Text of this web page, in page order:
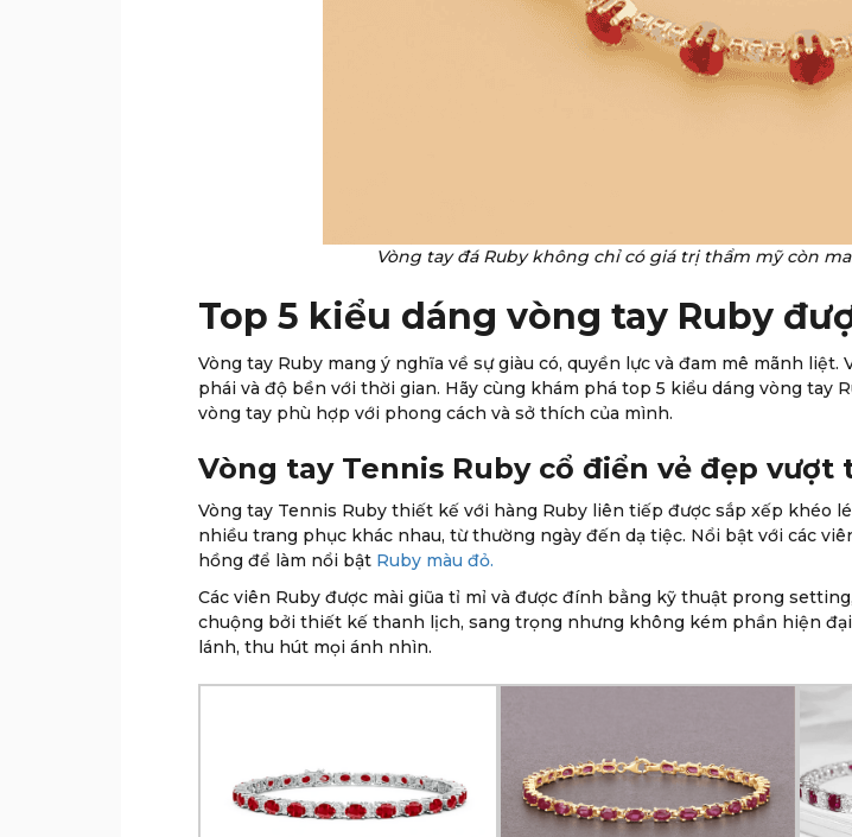
Vòng tay đá Ruby không chỉ có giá trị thẩm mỹ còn
Top 5 kiểu dáng vòng tay Ruby
Vòng tay Ruby mang ý nghĩa về sự giàu có, quyền lực và đam mê mãnh
phái và độ bền với thời gian. Hãy cùng khám phá top 5 kiểu dáng vòng tay
vòng tay phù hợp với phong cách và sở thích của mình.
Vòng tay Tennis Ruby cổ điển vẻ đẹp vượt
Vòng tay Tennis Ruby thiết kế với hàng Ruby liên tiếp được sắp xếp khéo
nhiều trang phục khác nhau, từ thường ngày đến dạ tiệc. Nổi bật với các
hồng để làm nổi bật Ruby màu đỏ.
Các viên Ruby được mài giũa tỉ mỉ và được đính bằng kỹ thuật prong
chuộng bởi thiết kế thanh lịch, sang trọng nhưng không kém phần hiện
lánh, thu hút mọi ánh nhìn.